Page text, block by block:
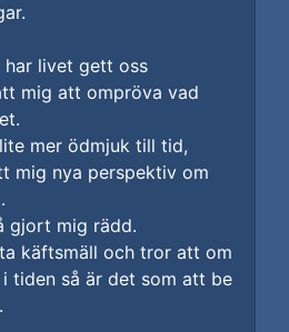
har livet gett oss
mig att ompröva vad
mer ödmjuk till tid,
mig nya perspektiv om
gjort mig rädd.
käftsmäll och tror att om
tiden så är det som att be